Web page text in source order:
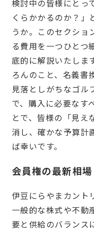
検討中の皆様にとっ
くらかかるのか？」
うか。このセクショ
る費用を一つひとつ
底的に解説いたしま
ろんのこと、名義書
見落としがちなゴル
で、購入に必要なす
とで、皆様の「見え
消し、確かな予算計
ば幸いです。
会員権の最新相
伊豆にらやまカント
一般的な株式や不動
要と供給のバランス